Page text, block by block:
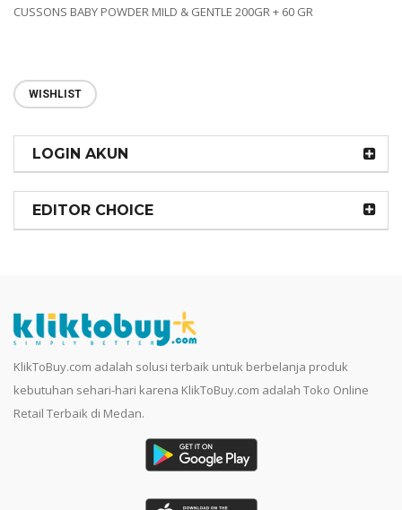
CUSSONS BABY POWDER MILD & GENTLE 200GR + 60 GR
WISHLIST
LOGIN AKUN
EDITOR CHOICE
KlikToBuy.com adalah solusi terbaik untuk berbelanja produk
kebutuhan sehari-hari karena KlikToBuy.com adalah Toko Online
Retail Terbaik di Medan.